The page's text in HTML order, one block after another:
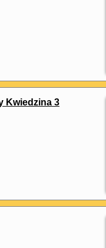
Kwiedzina 3